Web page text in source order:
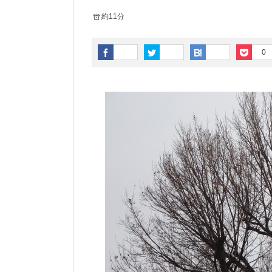
約11分
0